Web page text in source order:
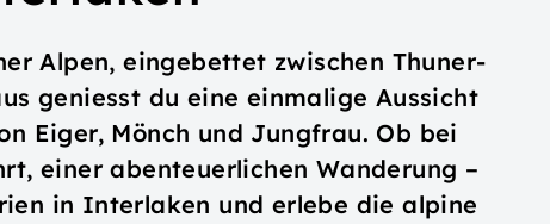
Alpen, eingebettet zwischen Thuner-
geniesst du eine einmalige Aussicht
Eiger, Mönch und Jungfrau. Ob bei
einer abenteuerlichen Wanderung –
in Interlaken und erlebe die alpine